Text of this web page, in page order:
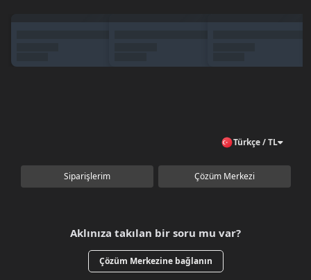
Türkçe / TL
Siparişlerim Çözüm Merkezi
Aklınıza takılan bir soru mu var?
Çözüm Merkezine bağlanın